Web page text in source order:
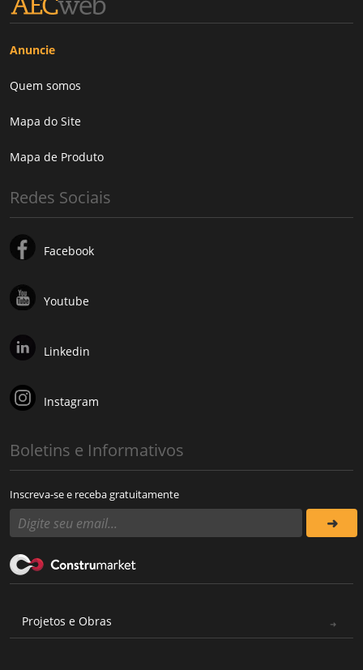
Anuncie
Quem somos
Mapa do Site
Mapa de Produto
Redes Sociais
Facebook
Youtube
Linkedin
Instagram
Boletins e Informativos
Inscreva-se e receba gratuitamente
Projetos e Obras